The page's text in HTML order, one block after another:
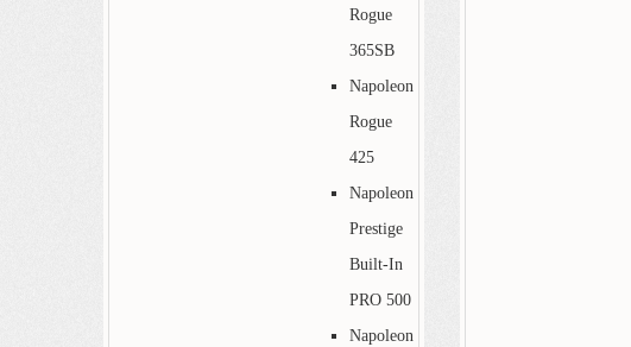
Rogue
365SB
Napoleon
Rogue
425
Napoleon
Prestige
Built-In
PRO 500
Napoleon